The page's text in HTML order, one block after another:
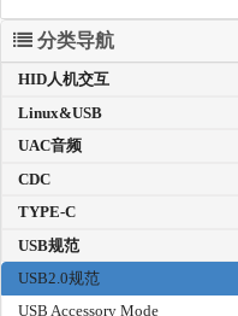
分类导航
HID人机交互
Linux&USB
UAC音频
CDC
TYPE-C
USB规范
USB2.0规范
USB Accessory Mode